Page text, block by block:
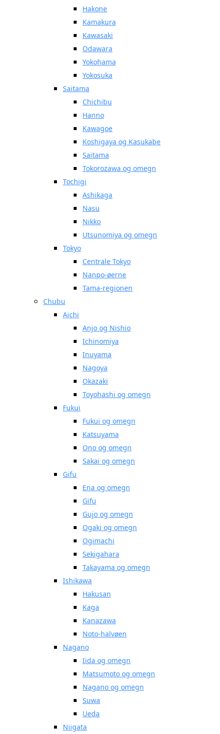
Hakone
Kamakura
Kawasaki
Odawara
Yokohama
Yokosuka
Saitama
Chichibu
Hanno
Kawagoe
Koshigaya og Kasukabe
Saitama
Tokorozawa og omegn
Tochigi
Ashikaga
Nasu
Nikko
Utsunomiya og omegn
Tokyo
Centrale Tokyo
Nanpo-øerne
Tama-regionen
Chubu
Aichi
Anjo og Nishio
Ichinomiya
Inuyama
Nagoya
Okazaki
Toyohashi og omegn
Fukui
Fukui og omegn
Katsuyama
Ono og omegn
Sakai og omegn
Gifu
Ena og omegn
Gifu
Gujo og omegn
Ogaki og omegn
Ogimachi
Sekigahara
Takayama og omegn
Ishikawa
Hakusan
Kaga
Kanazawa
Noto-halvøen
Nagano
Iida og omegn
Matsumoto og omegn
Nagano og omegn
Suwa
Ueda
Niigata